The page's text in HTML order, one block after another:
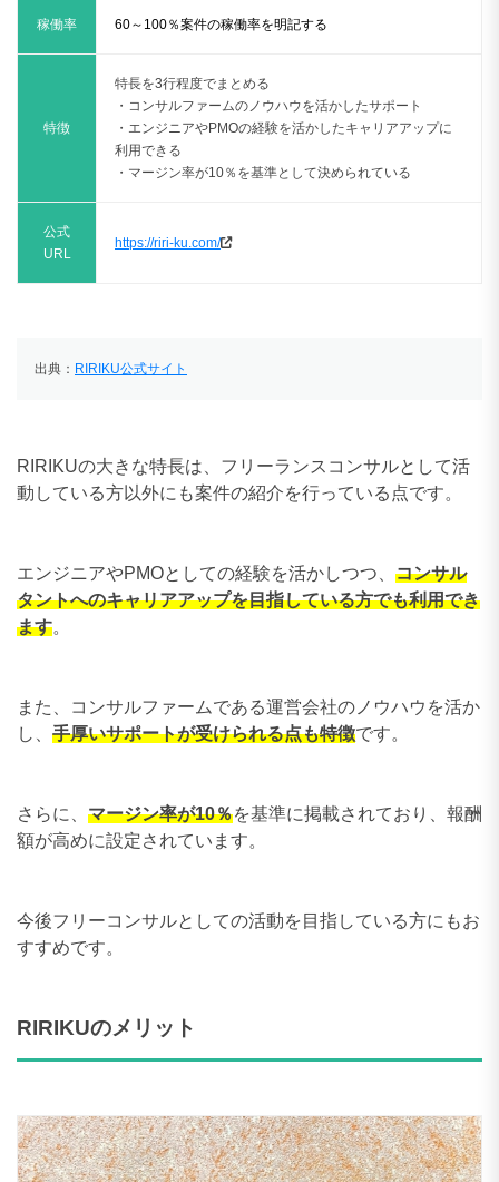
稼働率 60～100％案件の稼働率を明記する
特徴
特長を3行程度でまとめる
・コンサルファームのノウハウを活かしたサポート
・エンジニアやPMOの経験を活かしたキャリアアップに
利用できる
・マージン率が10％を基準として決められている
公式
URL
https://riri-ku.com/
出典： RIRIKU公式サイト
RIRIKUの大きな特長は、フリーランスコンサルとして活
動している方以外にも案件の紹介を行っている点です。
エンジニアやPMOとしての経験を活かしつつ、 コンサル
タントへのキャリアアップを目指している方でも利用でき
ます。
また、コンサルファームである運営会社のノウハウを活か
し、 手厚いサポートが受けられる点も特徴です。
さらに、 マージン率が10％を基準に掲載されており、報酬
額が高めに設定されています。
今後フリーコンサルとしての活動を目指している方にもお
すすめです。
RIRIKUのメリット